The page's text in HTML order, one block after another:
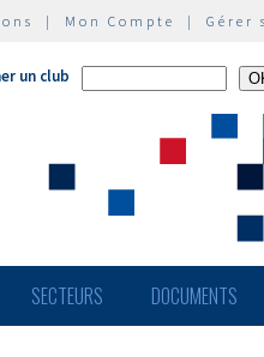
| Mon Compte | Gérer
un club
SECTEURS DOCUMENTS